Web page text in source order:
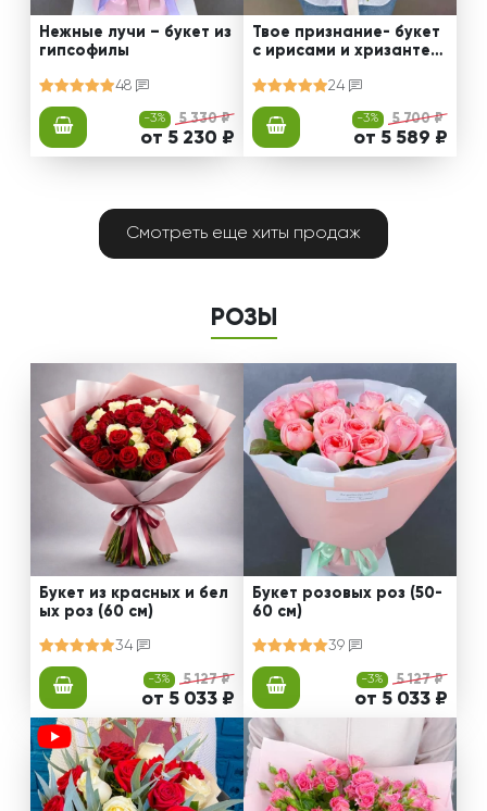
Нежные лучи – букет из
гипсофилы
48
-3% 5 330 ₽
от 5 230 ₽
Твое признание- букет
с ирисами и хризантем
24
-3% 5 700 ₽
от 5 589 ₽
Смотреть еще хиты продаж
РОЗЫ
Букет из красных и бел
ых роз (60 см)
34
-3% 5 127 ₽
от 5 033 ₽
Букет розовых роз (50-
60 см)
39
-3% 5 127 ₽
от 5 033 ₽